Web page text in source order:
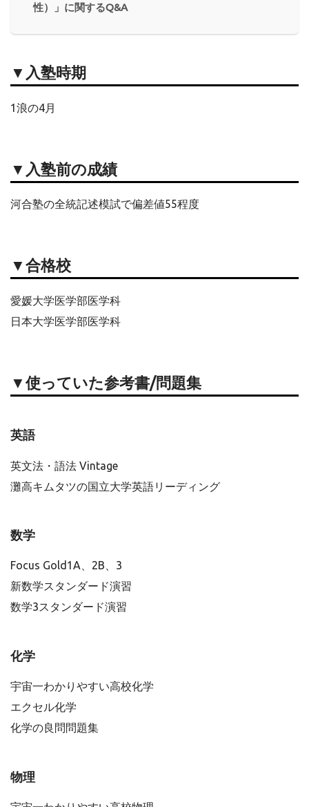
性）」に関するQ&A
▼入塾時期
1浪の4月
▼入塾前の成績
河合塾の全統記述模試で偏差値55程度
▼合格校
愛媛大学医学部医学科
日本大学医学部医学科
▼使っていた参考書/問題集
英語
英文法・語法 Vintage
灘高キムタツの国立大学英語リーディング
数学
Focus Gold1A、2B、3
新数学スタンダード演習
数学3スタンダード演習
化学
宇宙一わかりやすい高校化学
エクセル化学
化学の良問問題集
物理